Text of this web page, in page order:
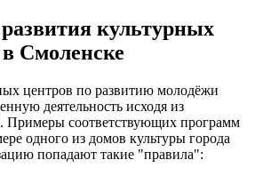
культурных
Смоленске
центров по развитию молодёжи
деятельность исходя из
Примеры соответствующих программ
одного из домов культуры города
попадают такие "правила":